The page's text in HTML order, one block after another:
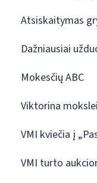
Atsiskaitymas
Dažniausiai
Mokesčių ABC
Viktorina
VMI kviečia į
VMI turto